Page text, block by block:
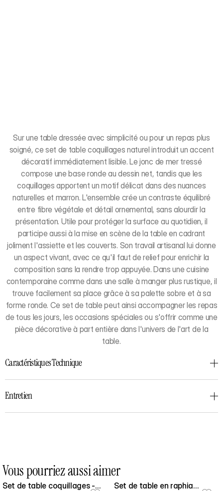
Sur une table dressée avec simplicité ou pour un repas plus
soigné, ce set de table coquillages naturel introduit un accent
décoratif immédiatement lisible. Le jonc de mer tressé
compose une base ronde au dessin net, tandis que les
coquillages apportent un motif délicat dans des nuances
naturelles et marron. L'ensemble crée un contraste équilibré
entre fibre végétale et détail ornemental, sans alourdir la
présentation. Utile pour protéger la surface au quotidien, il
participe aussi à la mise en scène de la table en cadrant
joliment l'assiette et les couverts. Son travail artisanal lui donne
un aspect vivant, avec ce qu'il faut de relief pour enrichir la
composition sans la rendre trop appuyée. Dans une cuisine
contemporaine comme dans une salle à manger plus rustique, il
trouve facilement sa place grâce à sa palette sobre et à sa
forme ronde. Ce set de table peut ainsi accompagner les repas
de tous les jours, les occasions spéciales ou s'offrir comme une
pièce décorative à part entière dans l'univers de l'art de la
table.
Caractéristiques Technique
Entretien
Vous pourriez aussi aimer
Set de table coquillages -
Set de table en raphia